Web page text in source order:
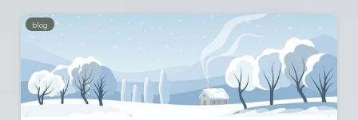
blog